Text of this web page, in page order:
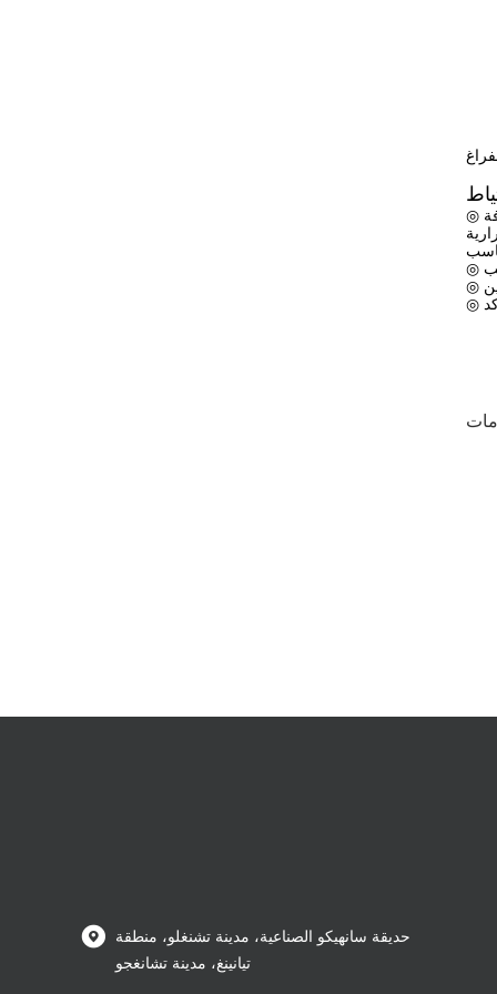
◎ عند الطلب، يرجى اختيار مجفف الفراغ المناسب وفقا لعوامل مثل محتوى الماء من المواد الجافة، ومحتوى الماء من درجة الحرارة، والكمية الجافة
حديقة سانهيكو الصناعية، مدينة تشنغلو، منطقة
تيانينغ، مدينة تشانغجو